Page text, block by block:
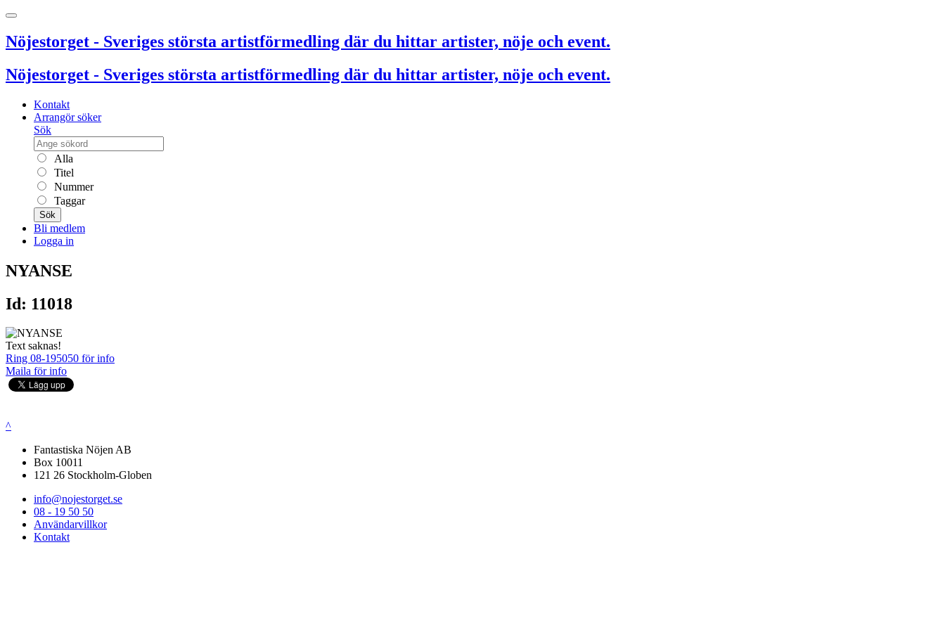
Nöjestorget - Sveriges största artistförmedling där du hittar artister, nöje och event.
Nöjestorget - Sveriges största artistförmedling där du hittar artister, nöje och event.
Kontakt
Arrangör söker
Sök
Alla
Titel
Nummer
Taggar
Sök
Bli medlem
Logga in
NYANSE
Id: 11018
Text saknas!
Ring 08-195050 för info
Maila för info
^
Fantastiska Nöjen AB
Box 10011
121 26 Stockholm-Globen
info@nojestorget.se
08 - 19 50 50
Användarvillkor
Kontakt